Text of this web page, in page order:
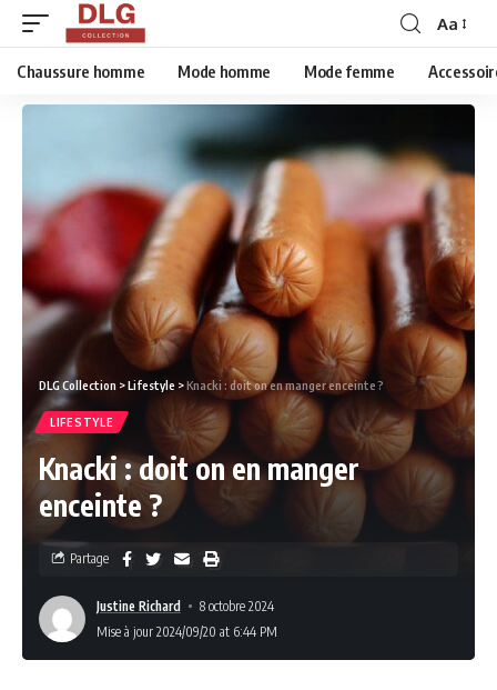
Aa
Chaussure homme Mode homme Mode femme
DLG Collection >Lifestyle >Knacki : doit on en manger enceinte ?
LIFESTYLE
Knacki : doit on en manger
enceinte ?
Justine Richard
8 octobre 2024
Mise à jour 2024/09/20 at 6:44 PM
Partage